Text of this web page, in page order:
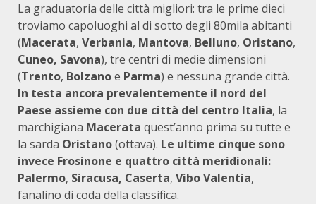
La graduatoria delle città migliori: tra le prime dieci
troviamo capoluoghi al di sotto degli 80mila abitanti
(Macerata, Verbania, Mantova, Belluno, Oristano,
Cuneo, Savona), tre centri di medie dimensioni
(Trento, Bolzanoe Parma) e nessuna grande città.
In testa ancora prevalentemente il nord del
Paese assieme con due città del centro Italia, la
marchigiana Macerata quest’anno prima su tutte e
la sarda Oristano(ottava). Le ultime cinque sono
invece Frosinone e quattro città meridionali:
Palermo, Siracusa, Caserta, Vibo Valentia,
fanalino di coda della classifica.